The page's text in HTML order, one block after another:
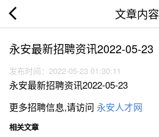
文章内容
永安最新招聘资讯2022-05-23
发布时间：2022-05-23 01:30:11
永安最新招聘资讯2022-05-23
更多招聘信息,请访问 永安人才网
相关文章